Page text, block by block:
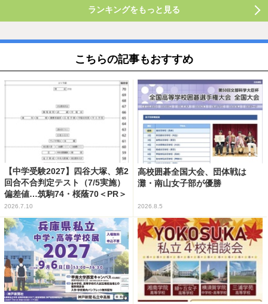
ランキングをもっと見る
こちらの記事もおすすめ
【中学受験2027】四谷大塚、第2
回合不合判定テスト（7/5実施）
偏差値…筑駒74・桜蔭70＜PR＞
2026.7.10
高校囲碁全国大会、団体戦は
灘・南山女子部が優勝
2026.8.5